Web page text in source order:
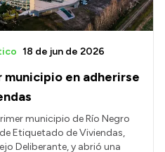
en adherirse
18 de jun de 2026
municipio de Río Negro
Etiquetado de Viviendas,
Deliberante, y abrió una